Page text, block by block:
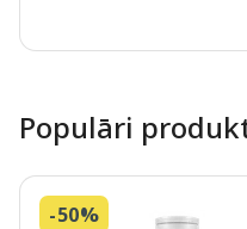
Populāri
-50%